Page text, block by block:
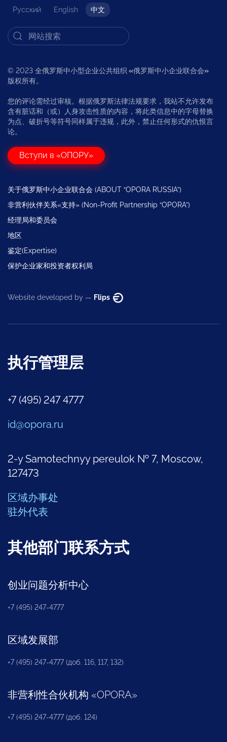
Русский English 中文
© 2023 全俄罗斯中小型企业公共组织 «俄罗斯中小企业联合会»
版权所有。
您的评论需经过审核。根据俄罗斯法律法规要求，我站不允许发布
含有脏话和（或）人身攻击性质的内容，将此类信息中的字母替换
为点、破折号等符号同样属于违规，此外，禁止任何形式的仇恨言
论。
Вступи в «ОПОРУ»
关于俄罗斯中小企业联合会 (ABOUT “OPORA RUSSIA”)
非营利伙伴关系«支持» (Non-Profit Partnership “OPORA”)
经理局和委员会
地区
鉴定(Expertise)
保护企业家和投资者权利局
Website developed by — Flips
执行管理层
+7 (495) 247 4777
id@opora.ru
2-y Samotechnyy pereulok № 7, Moscow,
127473
区域办事处
驻外代表
其他部门联系方式
创业问题分析中心
+7 (495) 247-4777
区域发展部
+7 (495) 247-4777 (доб. 116, 117, 132)
非营利性合伙机构 «OPORA»
+7 (495) 247-4777 (доб. 124)